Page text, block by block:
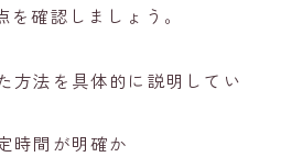
確認しましょう。
方法を具体的に説明してい
時間が明確か